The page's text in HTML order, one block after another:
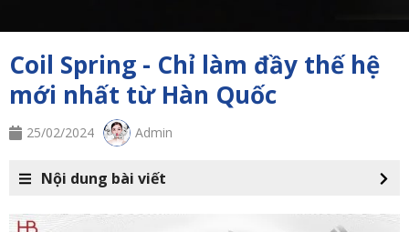
Coil Spring - Chỉ làm đầy thế hệ
mới nhất từ Hàn Quốc
25/02/2024 Admin
Nội dung bài viết